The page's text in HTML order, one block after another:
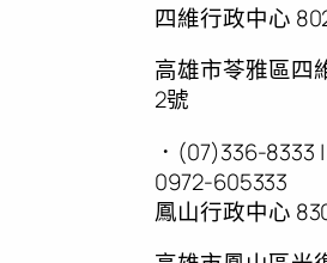
四維行政中心
高雄市苓雅區四
2號
．(07)336-8333 |
0972-605333
鳳山行政中心